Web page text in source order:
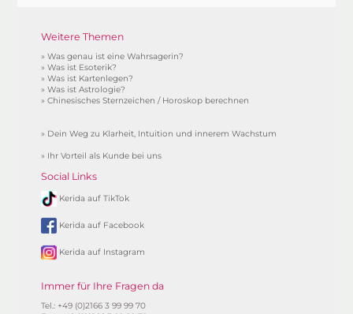
Weitere Themen
»Was genau ist eine Wahrsagerin?
»Was ist Esoterik?
»Was ist Kartenlegen?
»Was ist Astrologie?
»Chinesisches Sternzeichen / Horoskop berechnen
» Dein Weg zu Klarheit, Intuition und innerem Wachstum
» Ihr Vorteil als Kunde bei uns
Social Links
Kerida auf TikTok
Kerida auf Facebook
Kerida auf Instagram
Immer für Ihre Fragen da
Tel.: +49 (0)2166 3 99 99 70